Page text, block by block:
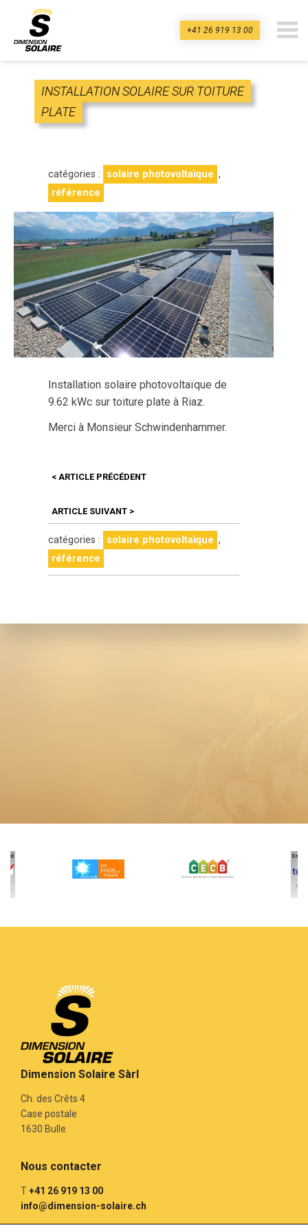
+41 26 919 13 00
INSTALLATION SOLAIRE SUR TOITURE
PLATE
catégories : solaire photovoltaïque ,
référence
Installation solaire photovoltaïque de
9.62 kWc sur toiture plate à Riaz.
Merci à Monsieur Schwindenhammer.
< ARTICLE PRÉCÉDENT
ARTICLE SUIVANT >
catégories : solaire photovoltaïque ,
référence
Dimension Solaire Sàrl
Ch. des Crêts 4
Case postale
1630 Bulle
Nous contacter
T+41 26 919 13 00
info@dimension-solaire.ch